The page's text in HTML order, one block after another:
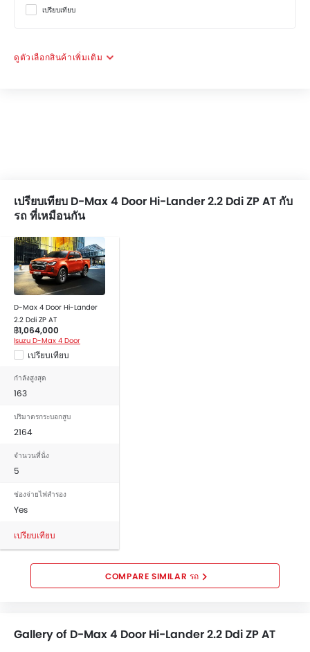
ระบบทำความร้อน
กระจกมองข้างปรับไฟฟ้า
ระบบล็อคประตูรถ
เปรียบเทียบ
ดูตัวเลือกสินค้าเพิ่มเติม
เปรียบเทียบ D-Max 4 Door Hi-Lander 2.2 Ddi ZP AT กับ
รถ ที่เหมือนกัน
D-Max 4 Door Hi-Lander
2.2 Ddi ZP AT
฿1,064,000
Isuzu D-Max 4 Door
เปรียบเทียบ
กำลังสูงสุด
163
ปริมาตรกระบอกสูบ
2164
จำนวนที่นั่ง
5
ช่องจ่ายไฟสำรอง
Yes
เปรียบเทียบ
COMPARE SIMILAR รถ
Gallery of D-Max 4 Door Hi-Lander 2.2 Ddi ZP AT